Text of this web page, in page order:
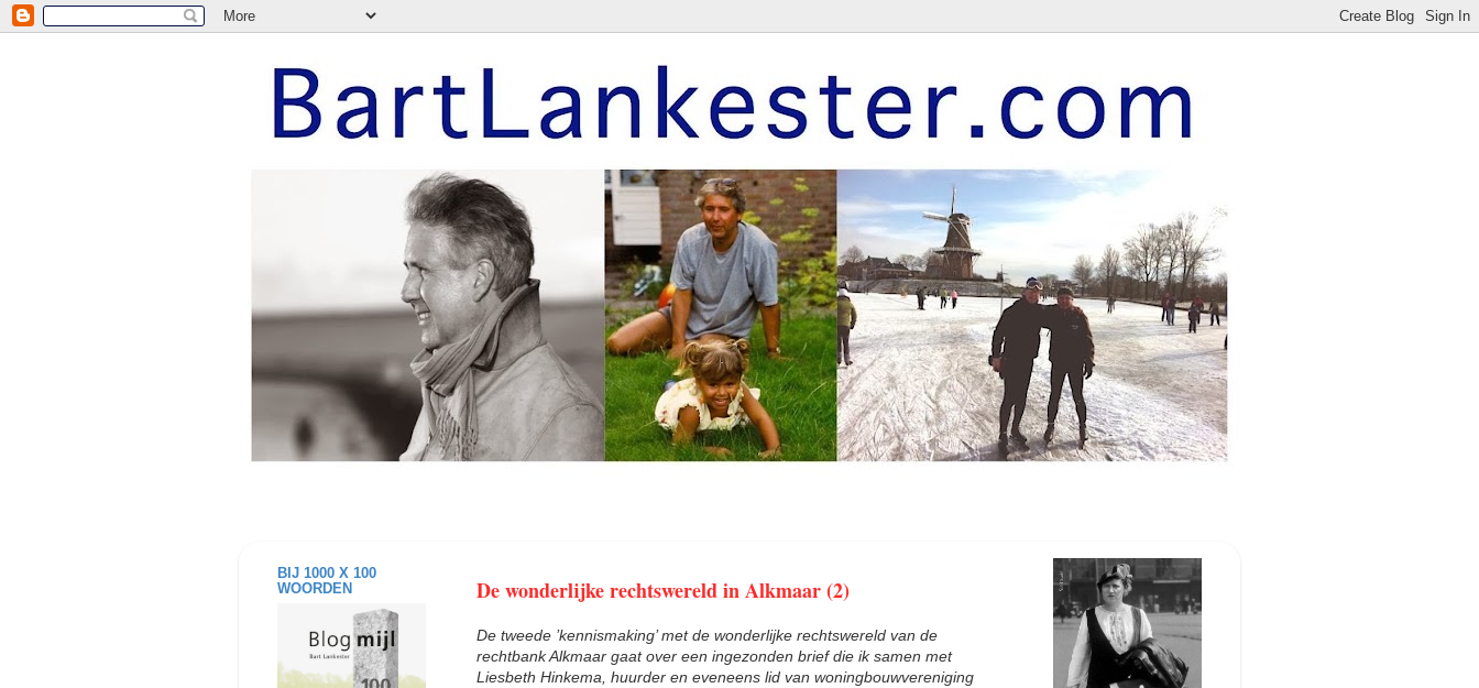
De wonderlijke rechtswereld in Alkmaar (2)
De tweede ’kennismaking’ met de wonderlijke rechtswereld van de
rechtbank Alkmaar gaat over een ingezonden brief die ik samen met
Liesbeth Hinkema, huurder en eveneens lid van woningbouwvereniging
BIJ 1000 X 100
WOORDEN